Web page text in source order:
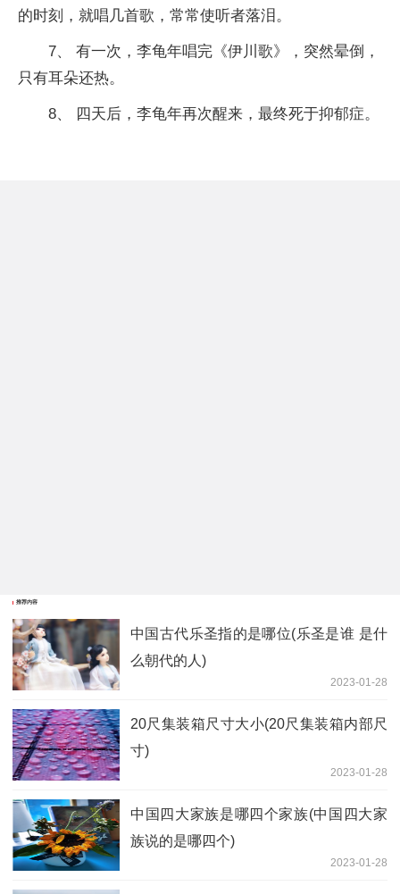
的时刻，就唱几首歌，常常使听者落泪。
7、 有一次，李龟年唱完《伊川歌》，突然晕倒，
只有耳朵还热。
8、 四天后，李龟年再次醒来，最终死于抑郁症。
推荐内容
中国古代乐圣指的是哪位(乐圣是谁 是什
么朝代的人)
2023-01-28
20尺集装箱尺寸大小(20尺集装箱内部尺
寸)
2023-01-28
中国四大家族是哪四个家族(中国四大家
族说的是哪四个)
2023-01-28